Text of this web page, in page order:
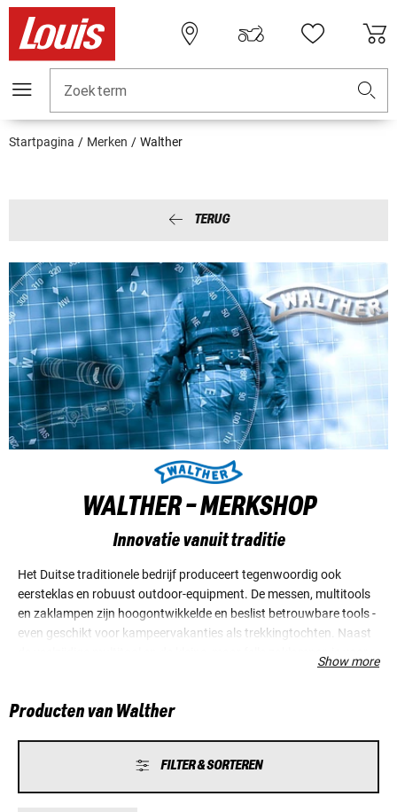
Zoekterm
Startpagina Merken Walther
TERUG
WALTHER - MERKSHOP
Innovatie vanuit traditie
Het Duitse traditionele bedrijf produceert tegenwoordig ook
eersteklas en robuust outdoor-equipment. De messen, multitools
en zaklampen zijn hoogontwikkelde en beslist betrouwbare tools -
even geschikt voor kampeervakanties als trekkingtochten. Naast
motorrijders ook het reddingsmes interessant, dat ook met
handelen vereist is.
Show more
Producten van Walther
FILTER & SORTEREN